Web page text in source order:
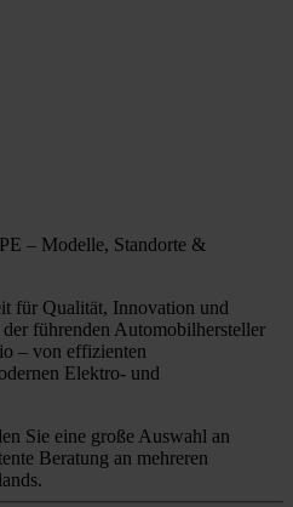
– Modelle, Standorte &
für Qualität, Innovation und
führenden Automobilhersteller
– von effizienten
Elektro- und
Sie eine große Auswahl an
Beratung an mehreren